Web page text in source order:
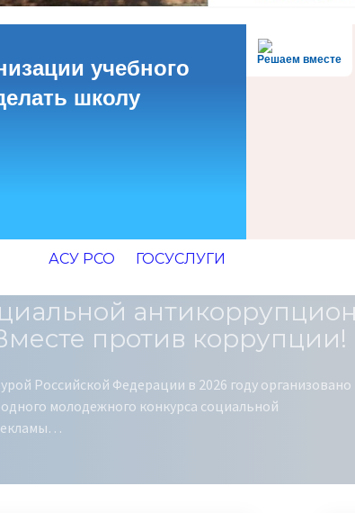
Решаем вместе
учебного
школу
АСУ РСО ГОСУСЛУГИ
против коррупции!
Российской Федерации в 2026 году организовано
молодежного конкурса социальной